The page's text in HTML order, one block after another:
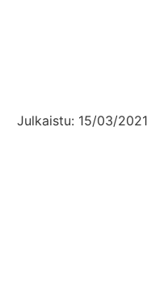
Julkaistu: 15/03/2021